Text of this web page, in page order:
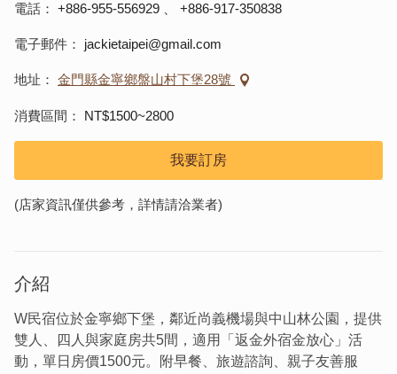
電話 +886-955-556929 +886-917-350838
電子郵件 jackietaipei@gmail.com
地址 金門縣金寧鄉盤山村下堡28號
消費區間 NT$1500~2800
我要訂房
(店家資訊僅供參考，詳情請洽業者)
介紹
W民宿位於金寧鄉下堡，鄰近尚義機場與中山林公園，提供
雙人、四人與家庭房共5間，適用「返金外宿金放心」活
動，單日房價1500元。附早餐、旅遊諮詢、親子友善服